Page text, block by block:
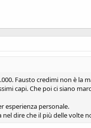
Fausto credimi non è la
capi. Che poi ci siano
esperienza personale.
dire che il più delle volte